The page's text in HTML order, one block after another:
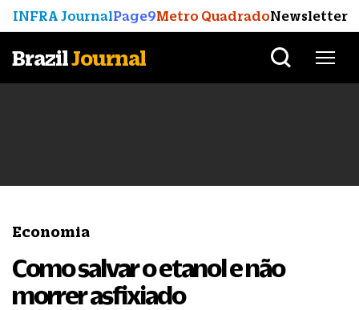
INFRA JournalPage9Metro QuadradoNewsletter
BrazilJournal
Economia
Como salvar o etanol e não
morrer asfixiado